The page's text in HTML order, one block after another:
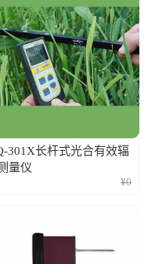
301X长杆式光合有效辐
量仪
¥0